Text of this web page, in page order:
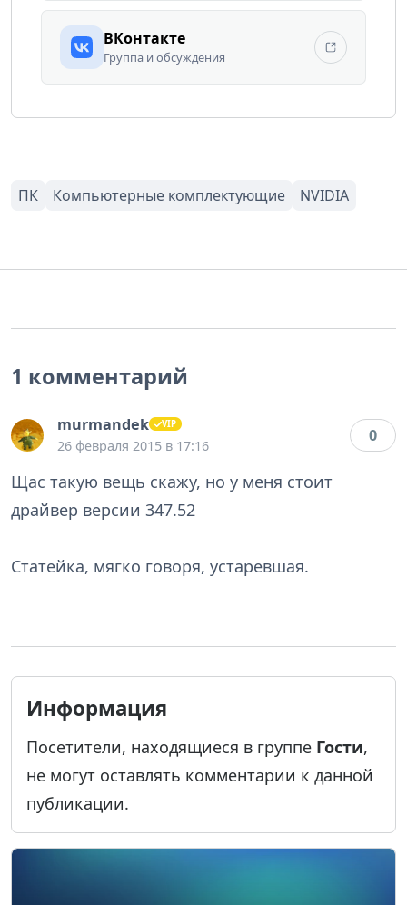
ВКонтакте
Группа и обсуждения
1 комментарий
murmandek
26 февраля 2015 в 17:16
0
Щас такую вещь скажу, но у меня стоит
драйвер версии 347.52
Статейка, мягко говоря, устаревшая.
Информация
Посетители, находящиеся в группе Гости,
не могут оставлять комментарии к данной
публикации.